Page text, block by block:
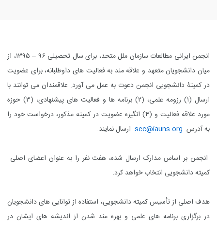
انجمن ایرانی مطالعات سازمان ملل متحد، برای سال تحصیلی ۹۶ – ۱۳۹۵، از
میان دانشجویان متعهد و علاقه مند به فعالیت های داوطلبانه، برای عضویت
در کمیتۀ دانشجویی انجمن دعوت به عمل می آورد. علاقمندان می توانند با
ارسال (۱) رزومه علمی، (۲) برنامه ها و فعالیت های پیشنهادی، (۳) حوزه
مورد علاقه فعالیت و (۴) انگیزه عضویت در کمیته مذکور، درخواست خود را
به آدرس sec@iauns.org ارسال نمایند.
انجمن بر اساس مدارک ارسال شده، هفت نفر را به عنوان اعضای اصلی
کمیته دانشجویی انتخاب خواهد کرد.
هدف اصلی از تأسیس کمیته دانشجویی، استفاده از توانایی های دانشجویان
در برگزاری برنامه های علمی و بهره مند شدن از اندیشه های ایشان در